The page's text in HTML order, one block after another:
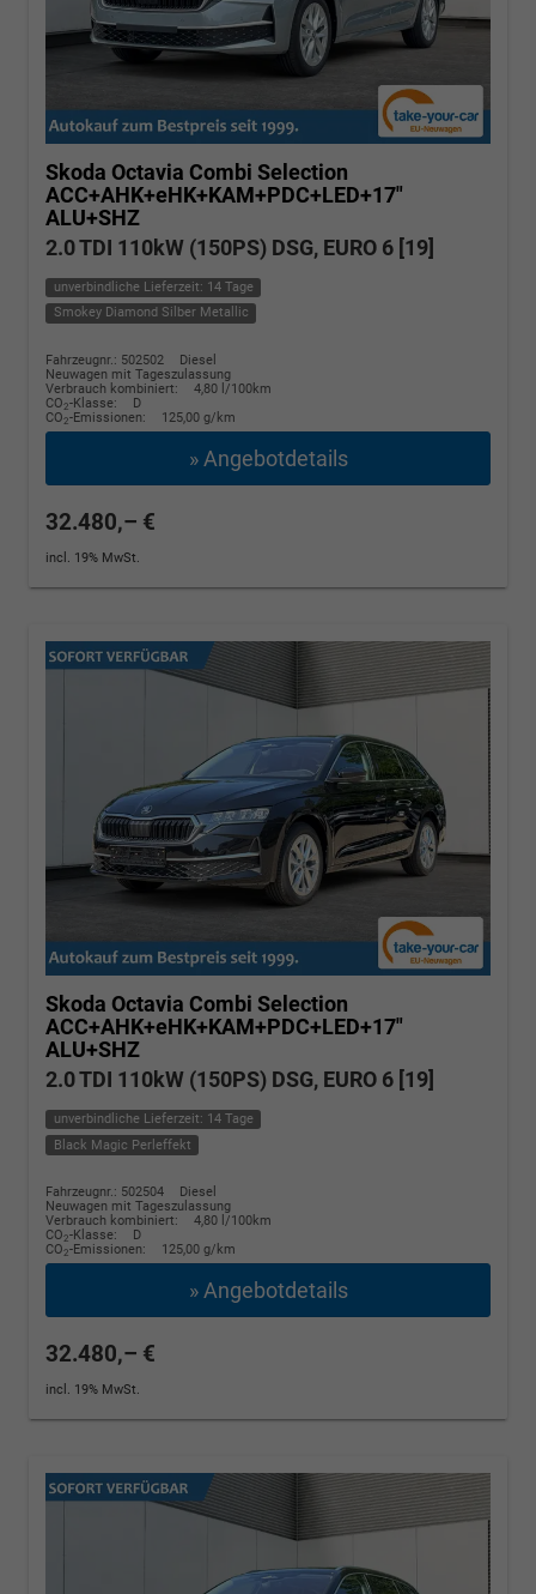
Skoda Octavia Combi Selection
ACC+AHK+eHK+KAM+PDC+LED+17"
ALU+SHZ
2.0 TDI 110kW (150PS) DSG, EURO 6 [19]
unverbindliche Lieferzeit: 14 Tage
Smokey Diamond Silber Metallic
Fahrzeugnr.: 502502
Diesel
Neuwagen mit Tageszulassung
Verbrauch kombiniert:
4,80 l/100km
CO2-Klasse:
D
CO2-Emissionen: 125,00 g/km
» Angebotdetails
32.480,– €
incl. 19% MwSt.
Skoda Octavia Combi Selection
ACC+AHK+eHK+KAM+PDC+LED+17"
ALU+SHZ
2.0 TDI 110kW (150PS) DSG, EURO 6 [19]
unverbindliche Lieferzeit: 14 Tage
Black Magic Perleffekt
Fahrzeugnr.: 502504
Diesel
Neuwagen mit Tageszulassung
Verbrauch kombiniert:
4,80 l/100km
CO2-Klasse:
D
CO2-Emissionen: 125,00 g/km
» Angebotdetails
32.480,– €
incl. 19% MwSt.